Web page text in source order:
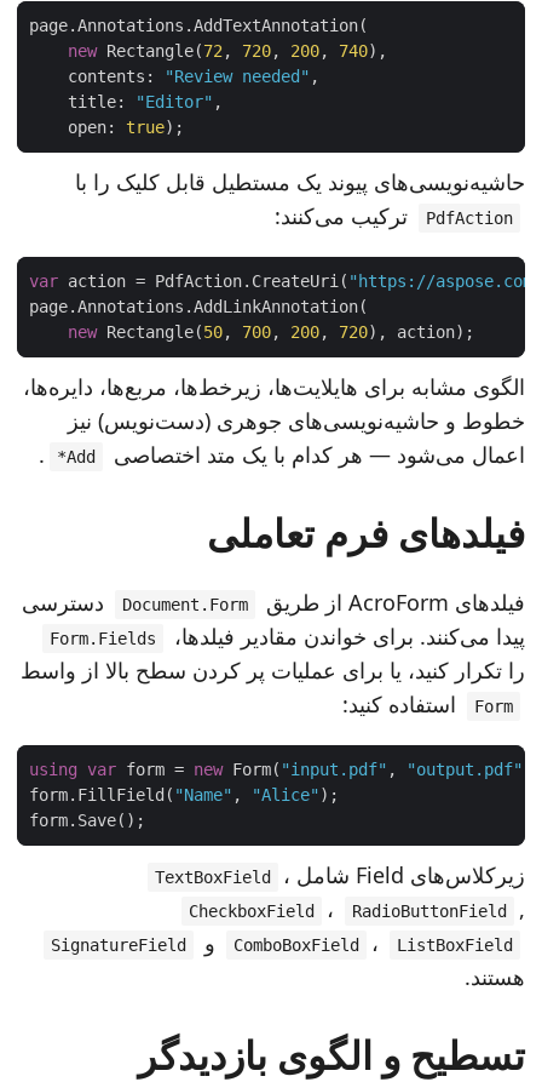
new Rectangle(72 , 720 , 200 , 740
    contents:
"Review needed"
    title:
"Editor"
    open:
true
حاشیه‌نویسی‌های پیوند یک مستطیل قابل کلیک را با
PdfAction ترکیب می‌کنند:
var action = PdfAction.CreateUri( "https://
new Rectangle(50 , 700 , 200 , 720
الگوی مشابه برای هایلایت‌ها، زیرخط‌ها، مربع‌ها، دایره‌ها،
خطوط و حاشیه‌نویسی‌های جوهری (دست‌نویس) نیز
اعمال می‌شود — هر کدام با یک متد اختصاصی
Add*
فیلدهای فرم تعاملی
فیلدهای AcroForm از طریق Document.Form
دسترسی
پیدا می‌کنند. برای خواندن مقادیر فیلدها،
Form.Fields
را تکرار کنید، یا برای عملیات پر کردن سطح بالا از واسط
Form استفاده کنید:
using var form = new Form("input.pdf" , "output.pdf"
form.FillField("Name" , "Alice"
زیرکلاس‌های Field شامل TextBoxField ،
CheckboxField RadioButtonField
ComboBoxField ListBoxField و SignatureField
هستند.
تسطیح و الگوی بازدیدگر